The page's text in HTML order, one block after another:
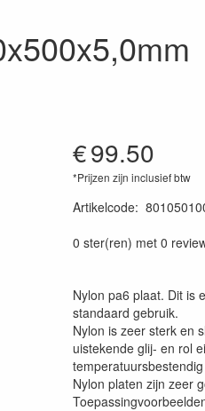
€99.50
*Prijzen zijn inclusief btw
Artikelcode:
0 ster(ren) met 0
Nylon pa6 plaat. Dit is
standaard gebruik.
Nylon is zeer sterk en
uistekende glij- en rol
Nylon platen zijn zeer